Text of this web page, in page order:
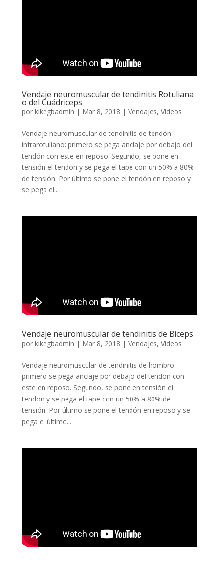
Vendaje neuromuscular de tendinitis Rotuliana
o del Cuádriceps
por kikegbadmin | Mar 8, 2018 | Vendajes, Videos
Vendaje neuromuscular de tendinitis de tendón
infrarotuliano: primero se pega anclaje por debajo del
tendón con este en reposo. Segundo, se pone en
tensión el tendon y se pega el tape con un 50% a 80%
de tensión. Por último se pone el tendón en reposo y
se pega el...
Vendaje neuromuscular de tendinitis de Bíceps
por kikegbadmin | Mar 8, 2018 | Vendajes, Videos
Vendaje neuromuscular de tendinitis de hombro:
primero se pega anclaje por debajo del tendón con
este en reposo. Segundo, se pone en tensión el
tendon y se pega el tape con un 50% a 80% de
tensión. Por último se pone el tendón en reposo y se
pega el último...